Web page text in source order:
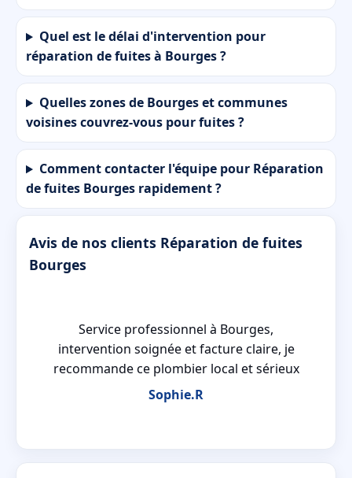
Quel est le délai d'intervention pour
réparation de fuites à Bourges ?
Quelles zones de Bourges et communes
voisines couvrez-vous pour fuites ?
Comment contacter l'équipe pour Réparation
de fuites Bourges rapidement ?
Avis de nos clients Réparation de fuites
Bourges
Service professionnel à Bourges,
intervention soignée et facture claire, je
recommande ce plombier local et sérieux
Sophie.R